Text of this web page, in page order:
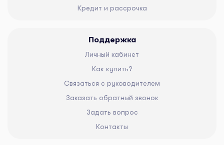
Кредит и рассрочка
Поддержка
Личный кабинет
Как купить?
Связаться с руководителем
Заказать обратный звонок
Задать вопрос
Контакты